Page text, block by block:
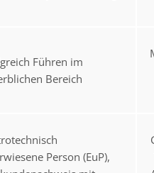
Führen im
Bereich
Person (EuP),